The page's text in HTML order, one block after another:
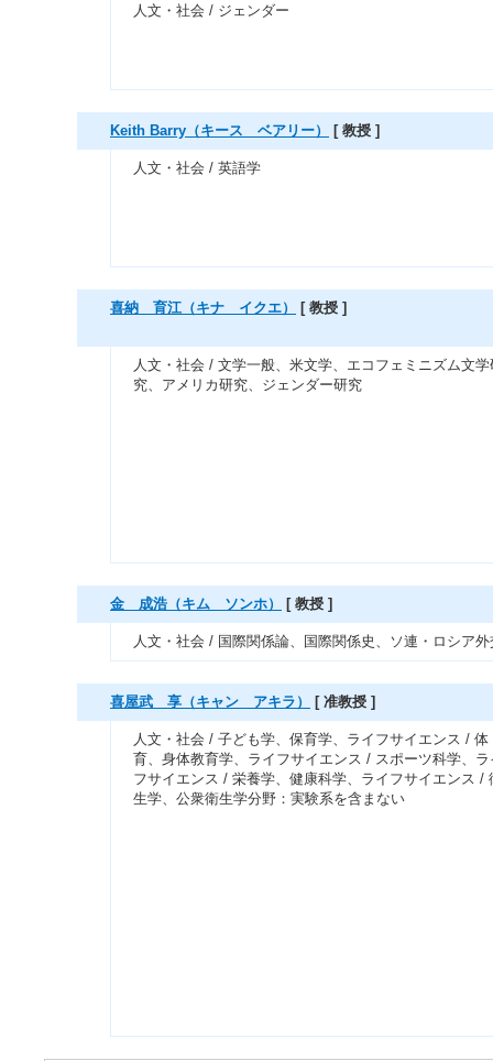
人文・社会 / ジェンダー
Keith Barry（キース ベアリー） [ 教授 ]
人文・社会 / 英語学
喜納 育江（キナ イクエ） [ 教授 ]
人文・社会 / 文学一般、米文学、エコフェミニズム文学
究、アメリカ研究、ジェンダー研究
金 成浩（キム ソンホ） [ 教授 ]
人文・社会 / 国際関係論、国際関係史、ソ連・ロシア外
喜屋武 享（キャン アキラ） [ 准教授 ]
人文・社会 / 子ども学、保育学、ライフサイエンス / 体
育、身体教育学、ライフサイエンス / スポーツ科学、ラ
フサイエンス / 栄養学、健康科学、ライフサイエンス /
生学、公衆衛生学分野：実験系を含まない